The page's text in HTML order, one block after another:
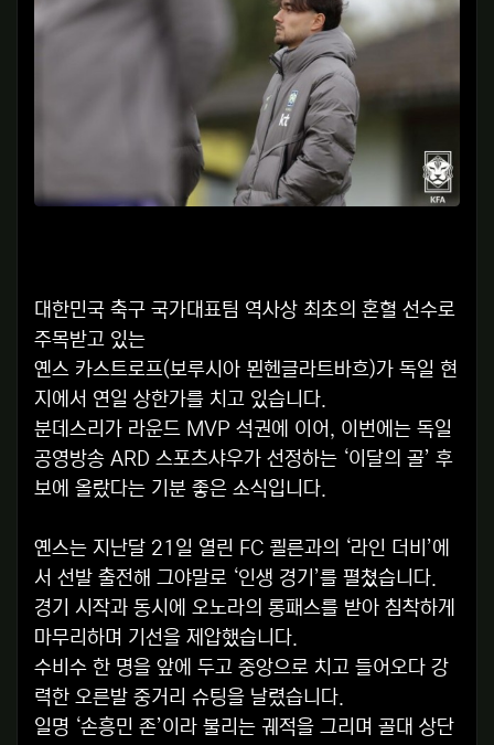
대한민국 축구 국가대표팀 역사상 최초의 혼혈 선수로
주목받고 있는
옌스 카스트로프(보루시아 묀헨글라트바흐)가 독일 현
지에서 연일 상한가를 치고 있습니다.
분데스리가 라운드 MVP 석권에 이어, 이번에는 독일
공영방송 ARD 스포츠샤우가 선정하는 ‘이달의 골’ 후
보에 올랐다는 기분 좋은 소식입니다.
옌스는 지난달 21일 열린 FC 쾰른과의 ‘라인 더비’에
서 선발 출전해 그야말로 ‘인생 경기’를 펼쳤습니다.
경기 시작과 동시에 오노라의 롱패스를 받아 침착하게
마무리하며 기선을 제압했습니다.
수비수 한 명을 앞에 두고 중앙으로 치고 들어오다 강
력한 오른발 중거리 슈팅을 날렸습니다.
일명 ‘손흥민 존’이라 불리는 궤적을 그리며 골대 상단